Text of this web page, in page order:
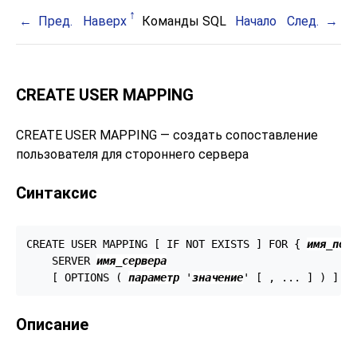
Пред. Наверх Команды SQL Начало След.
CREATE USER MAPPING
CREATE USER MAPPING — создать сопоставление
пользователя для стороннего сервера
Синтаксис
CREATE USER MAPPING [ IF NOT EXISTS ] FOR {
    SERVER
имя_сервера
    [ OPTIONS (
параметр 'значение' [ , ... ] ) ]
Описание